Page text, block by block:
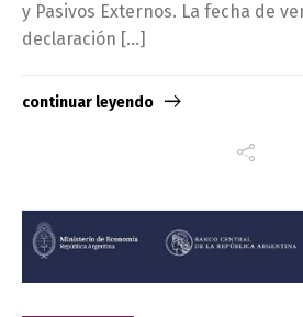
y Pasivos Externos. La fecha de
declaración […]
continuar leyendo